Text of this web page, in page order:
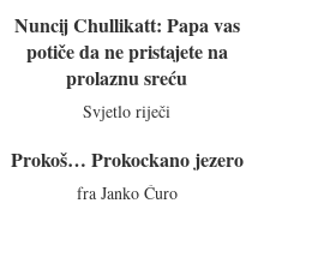
Nuncij Chullikatt: Papa vas
potiče da ne pristajete na
prolaznu sreću
Svjetlo riječi
Prokoš… Prokockano jezero
fra Janko Ćuro